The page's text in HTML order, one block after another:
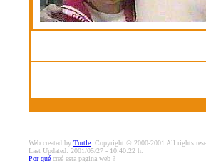
Web created by Turtle . Copyright © 2000-2001 All rights
Last Updated: 2001/05/27 - 10:40:22 h.
Por qué creé esta pagina web ?